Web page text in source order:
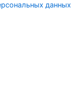
данных